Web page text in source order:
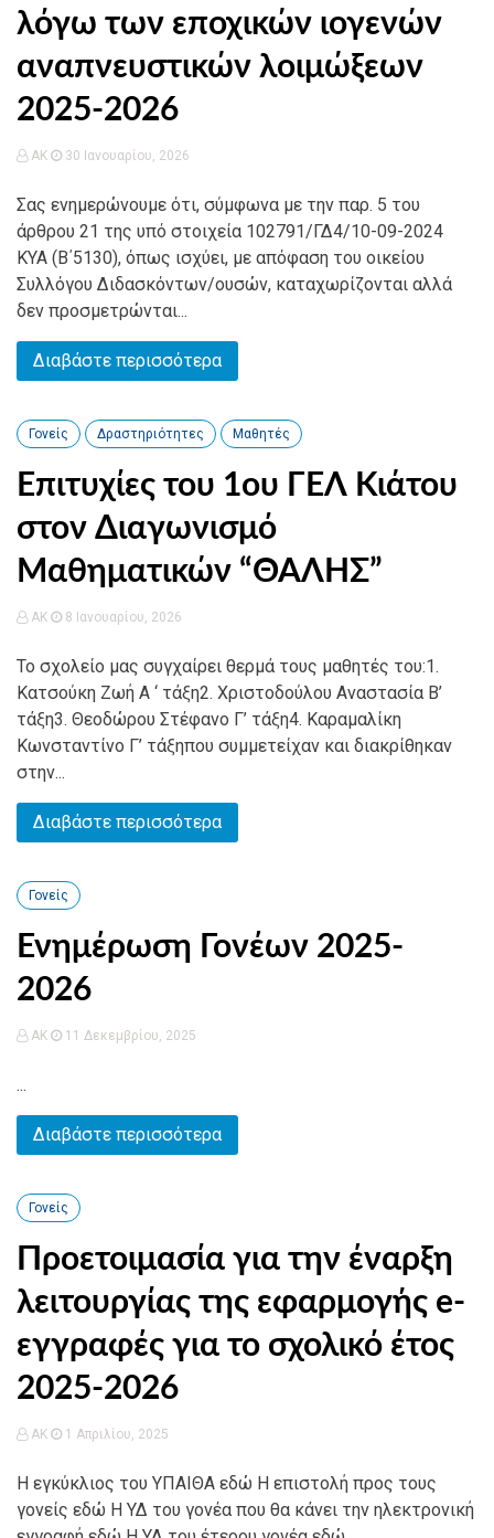
λόγω των εποχικών ιογενών
αναπνευστικών λοιμώξεων
2025-2026
AK 30 Ιανουαρίου, 2026
Σας ενημερώνουμε ότι, σύμφωνα με την παρ. 5 του
άρθρου 21 της υπό στοιχεία 102791/ΓΔ4/10-09-2024
ΚΥΑ (Β΄5130), όπως ισχύει, με απόφαση του οικείου
Συλλόγου Διδασκόντων/ουσών, καταχωρίζονται αλλά
δεν προσμετρώνται...
Διαβάστε περισσότερα
Γονείς Δραστηριότητες Μαθητές
Επιτυχίες του 1ου ΓΕΛ Κιάτου
στον Διαγωνισμό
Μαθηματικών “ΘΑΛΗΣ”
AK 8 Ιανουαρίου, 2026
Το σχολείο μας συγχαίρει θερμά τους μαθητές του:1.
Κατσούκη Ζωή Α ‘ τάξη2. Χριστοδούλου Αναστασία Β’
τάξη3. Θεοδώρου Στέφανο Γ’ τάξη4. Καραμαλίκη
Κωνσταντίνο Γ’ τάξηπου συμμετείχαν και διακρίθηκαν
στην...
Διαβάστε περισσότερα
Γονείς
Ενημέρωση Γονέων 2025-
2026
AK 11 Δεκεμβρίου, 2025
...
Διαβάστε περισσότερα
Γονείς
Προετοιμασία για την έναρξη
λειτουργίας της εφαρμογής e-
εγγραφές για το σχολικό έτος
2025-2026
AK 1 Απριλίου, 2025
Η εγκύκλιος του ΥΠΑΙΘΑ εδώ Η επιστολή προς τους
γονείς εδώ Η ΥΔ του γονέα που θα κάνει την ηλεκτρονική